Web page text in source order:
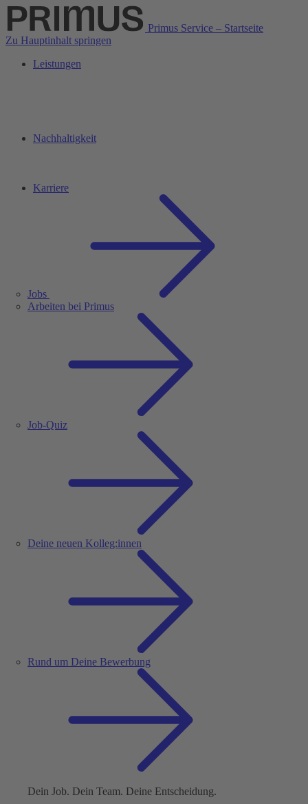
Primus Service – Startseite
Zu Hauptinhalt springen
Leistungen
Nachhaltigkeit
Karriere
Jobs
Arbeiten bei Primus
Job-Quiz
Deine neuen Kolleg:innen
Rund um Deine Bewerbung
Dein Job. Dein Team. Deine Entscheidung.